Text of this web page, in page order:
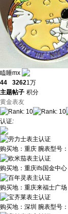
瞌睡mx
44
主题
3262
帖子
1万
积分
黄金表友
认证:
购买地： 重庆 腕表型号：
购买地： 重庆ifs国金中心
购买地： 重庆来福士广场
购买地： 深圳 腕表型号：